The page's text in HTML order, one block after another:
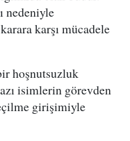
nedeniyle
karşı mücadele
hoşnutsuzluk
isimlerin görevden
girişimiyle